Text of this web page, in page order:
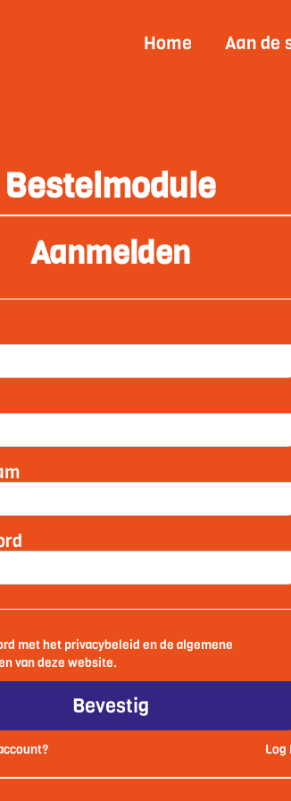
Home Aan de
Bestelmodule
Aanmelden
met het privacybeleid en de algemene
van deze website.
Log